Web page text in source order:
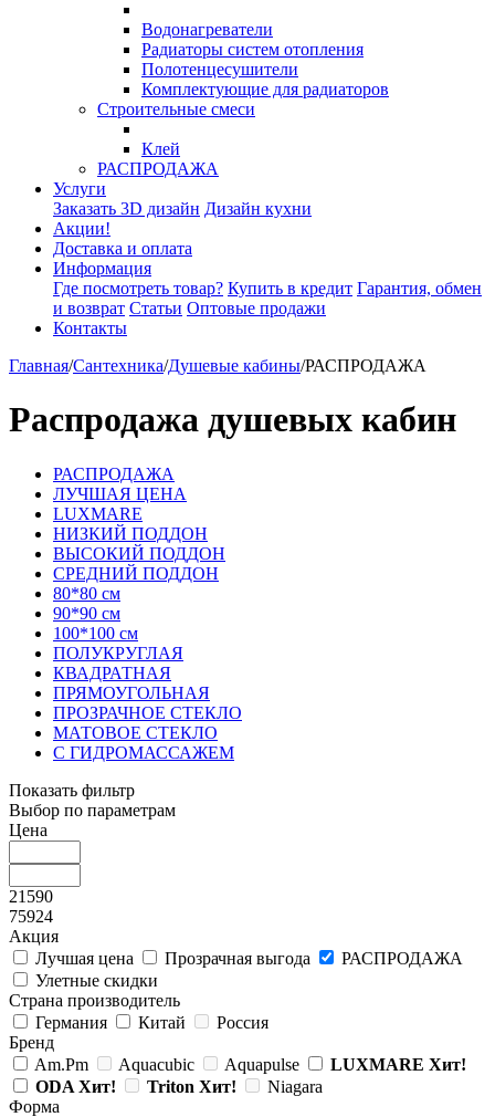
Водонагреватели
Радиаторы систем отопления
Полотенцесушители
Комплектующие для радиаторов
Строительные смеси
Клей
РАСПРОДАЖА
Услуги
Заказать 3D дизайн Дизайн кухни
Акции!
Доставка и оплата
Информация
Где посмотреть товар? Купить в кредит Гарантия, обмен
и возврат Статьи Оптовые продажи
Контакты
Главная/Сантехника/Душевые кабины/РАСПРОДАЖА
Распродажа душевых кабин
РАСПРОДАЖА
ЛУЧШАЯ ЦЕНА
LUXMARE
НИЗКИЙ ПОДДОН
ВЫСОКИЙ ПОДДОН
СРЕДНИЙ ПОДДОН
80*80 см
90*90 см
100*100 см
ПОЛУКРУГЛАЯ
КВАДРАТНАЯ
ПРЯМОУГОЛЬНАЯ
ПРОЗРАЧНОЕ СТЕКЛО
МАТОВОЕ СТЕКЛО
С ГИДРОМАССАЖЕМ
Показать фильтр
Выбор по параметрам
Цена
21590
75924
Акция
Лучшая цена
Прозрачная выгода
РАСПРОДАЖА
Улетные скидки
Страна производитель
Германия
Китай
Россия
Бренд
Am.Pm
Aquacubic Aquapulse LUXMARE Хит!
ODA Хит! Triton Хит!
Niagara
Форма